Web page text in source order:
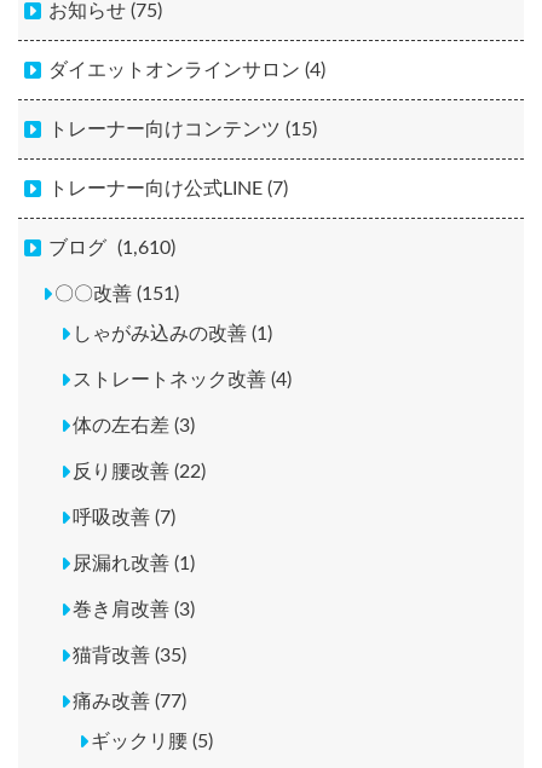
お知らせ (75)
ダイエットオンラインサロン (4)
トレーナー向けコンテンツ (15)
トレーナー向け公式LINE (7)
ブログ (1,610)
〇〇改善 (151)
しゃがみ込みの改善 (1)
ストレートネック改善 (4)
体の左右差 (3)
反り腰改善 (22)
呼吸改善 (7)
尿漏れ改善 (1)
巻き肩改善 (3)
猫背改善 (35)
痛み改善 (77)
ギックリ腰 (5)